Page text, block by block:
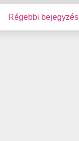
Régebbi bejegyzés